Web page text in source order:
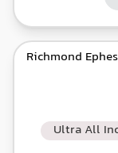
| Richmond
Ultra All